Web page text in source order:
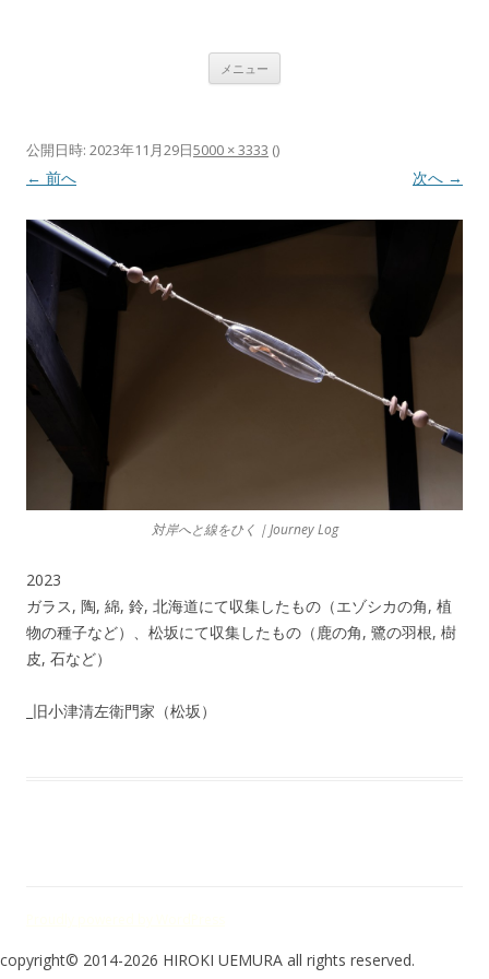
メニュー
公開日時: 2023年11月29日5000 × 3333 ()
← 前へ 次へ →
対岸へと線をひく｜Journey Log
2023
ガラス, 陶, 綿, 鈴, 北海道にて収集したもの（エゾシカの角, 植
物の種子など）、松坂にて収集したもの（鹿の角, 鷺の羽根, 樹
皮, 石など）
_旧小津清左衛門家（松坂）
copyright© 2014-2026 HIROKI UEMURA all rights reserved.